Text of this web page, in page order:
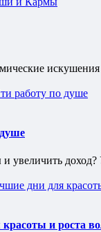
увеличить
и роста